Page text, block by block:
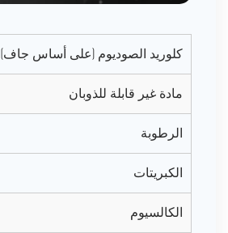
كلوريد الصوديوم (على أساس جاف)
مادة غير قابلة للذوبان
الرطوبة
الكبريتات
الكالسيوم